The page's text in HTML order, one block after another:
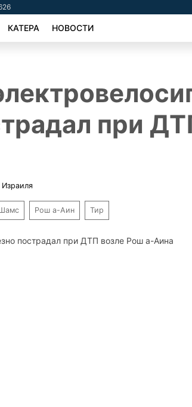
КАТЕРА НОВОСТИ
при
Рош а-Аин Тир